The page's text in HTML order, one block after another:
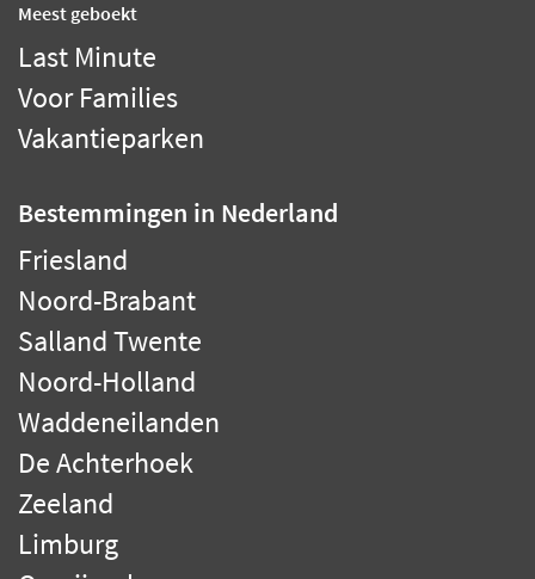
Meest geboekt
Last Minute
Voor Families
Vakantieparken
Bestemmingen in Nederland
Friesland
Noord-Brabant
Salland Twente
Noord-Holland
Waddeneilanden
De Achterhoek
Zeeland
Limburg